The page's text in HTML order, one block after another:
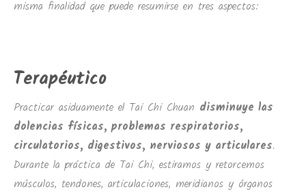
misma finalidad que puede resumirse en tres aspectos:
Terapéutico
Practicar asiduamente el Tai Chi Chuan disminuye las
dolencias físicas, problemas respiratorios,
circulatorios, digestivos, nerviosos y articulares.
Durante la práctica de Tai Chi, estiramos y retorcemos
músculos, tendones, articulaciones, meridianos y órganos